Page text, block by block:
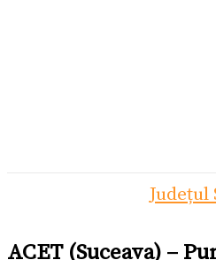
Județul
ACET (Suceava) –